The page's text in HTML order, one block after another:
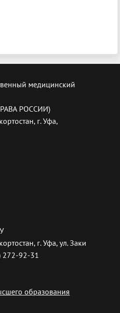
медицинский
РОССИИ)
г. Уфа,
г. Уфа, ул. Заки
272-92-31
образования